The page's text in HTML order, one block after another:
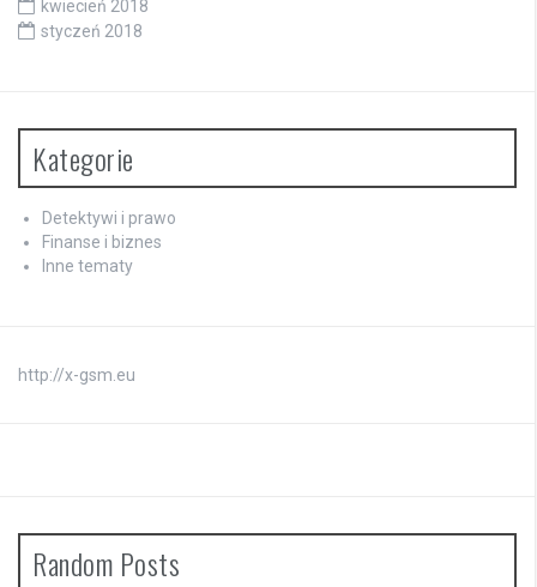
kwiecień 2018
styczeń 2018
Kategorie
Detektywi i prawo
Finanse i biznes
Inne tematy
http://x-gsm.eu
Random Posts